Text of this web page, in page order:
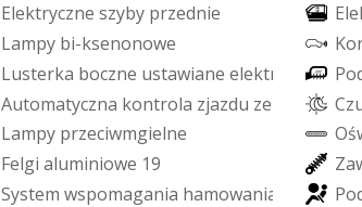
Elektryczne szyby przednie Ele
Lampy bi-ksenonowe Ko
Lusterka boczne ustawiane elektr nie Po
Automatyczna kontrola zjazdu ze ku Cz
Lampy przeciwmgielne Oś
Felgi aluminiowe 19 Za
System wspomagania hamowania Po